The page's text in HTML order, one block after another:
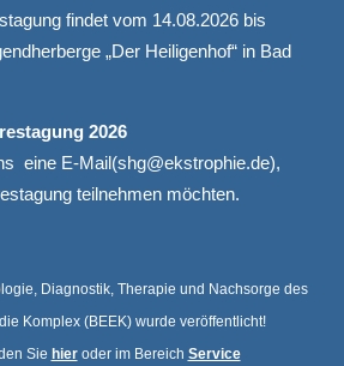
findet vom 14.08.2026 bis
„Der Heiligenhof“ in Bad
2026
eine E-Mail(shg@ekstrophie.de),
teilnehmen möchten.
Diagnostik, Therapie und Nachsorge des
Komplex (BEEK) wurde veröffentlicht!
Sie hier oder im Bereich Service